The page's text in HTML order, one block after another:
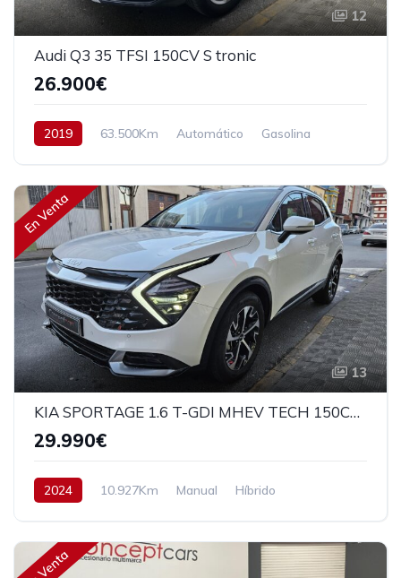
12
Audi Q3 35 TFSI 150CV S tronic
26.900€
2019 63.500Km Automático
Gasolina
En Venta
13
KIA SPORTAGE 1.6 T-GDI MHEV TECH 150CV 5P
29.990€
2024 10.927Km Manual
Híbrido